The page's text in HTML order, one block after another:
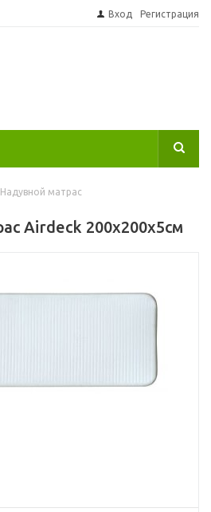
Вход Регистрация
Надувной матрас
Airdeck 200x200x5см